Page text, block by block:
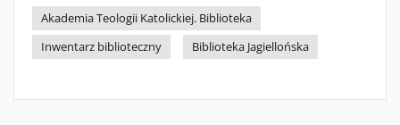
Akademia Teologii Katolickiej. Biblioteka
Inwentarz biblioteczny
Biblioteka Jagiellońska